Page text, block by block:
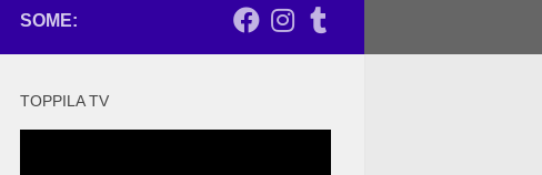
SOME:
TOPPILA TV